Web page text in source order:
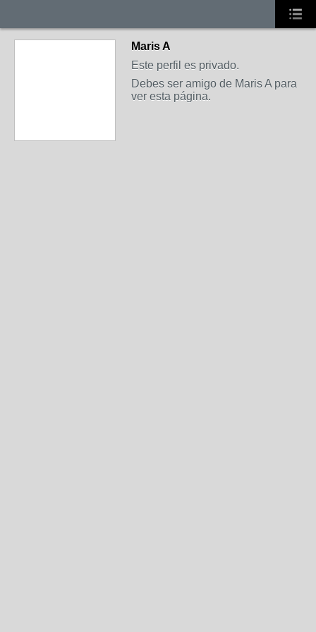
Maris A
Este perfil es privado.
Debes ser amigo de Maris A para
ver esta página.